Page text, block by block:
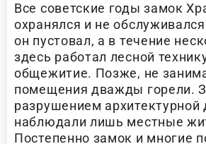
Все советские годы замок
охранялся и не
он пустовал, а в течение
здесь работал лесной
общежитие. Позже, не
помещения дважды горели.
разрушением архитектурной
наблюдали лишь местные
Постепенно замок и многие